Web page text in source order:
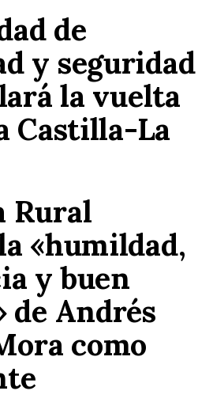
de
y seguridad
la vuelta
Castilla-La
Rural
«humildad,
y buen
Andrés
como